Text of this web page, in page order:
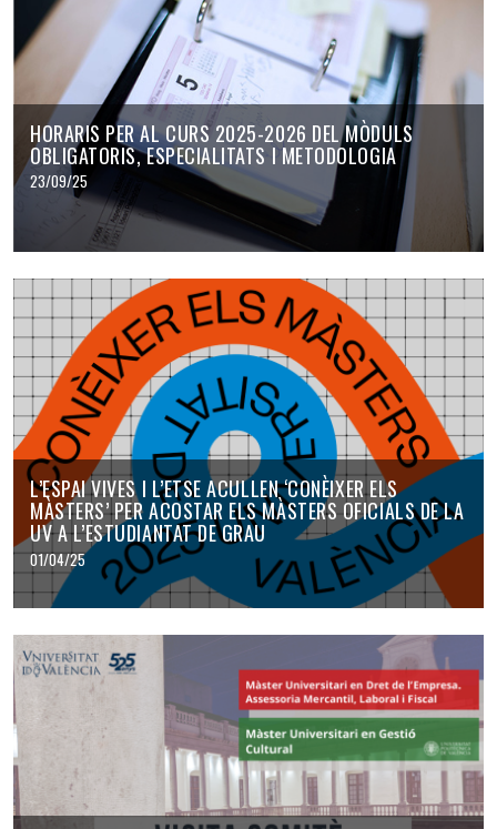
HORARIS PER AL CURS 2025-2026 DEL MÒDULS
OBLIGATORIS, ESPECIALITATS I METODOLOGIA
23/09/25
L’ESPAI VIVES I L’ETSE ACULLEN ‘CONÈIXER ELS
MÀSTERS’ PER ACOSTAR ELS MÀSTERS OFICIALS DE LA
UV A L’ESTUDIANTAT DE GRAU
01/04/25